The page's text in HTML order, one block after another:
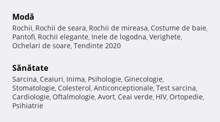
Modă
Rochii, Rochii de seara, Rochii de mireasa, Costume de baie,
Pantofi, Rochii elegante, Inele de logodna, Verighete,
Ochelari de soare, Tendinte 2020
Sănătate
Sarcina, Ceaiuri, Inima, Psihologie, Ginecologie,
Stomatologie, Colesterol, Anticonceptionale, Test sarcina,
Cardiologie, Oftalmologie, Avort, Ceai verde, HIV, Ortopedie,
Psihiatrie